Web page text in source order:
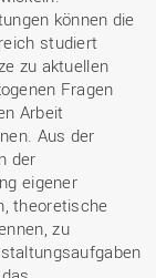
können die
studiert
zu aktuellen
Fragen
Arbeit
Aus der
der
eigener
theoretische
zu